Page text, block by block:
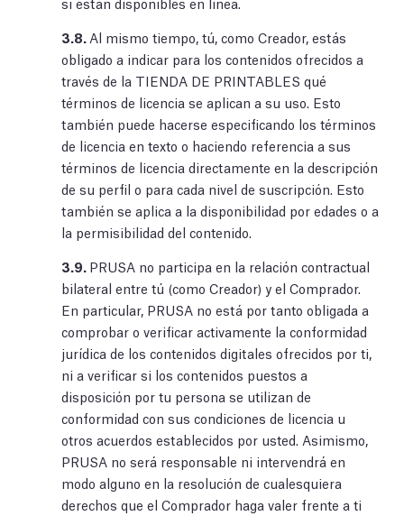
3.8. Al mismo tiempo, tú, como Creador, estás
obligado a indicar para los contenidos ofrecidos a
través de la TIENDA DE PRINTABLES qué
términos de licencia se aplican a su uso. Esto
también puede hacerse especificando los términos
de licencia en texto o haciendo referencia a sus
términos de licencia directamente en la descripción
de su perfil o para cada nivel de suscripción. Esto
también se aplica a la disponibilidad por edades o a
la permisibilidad del contenido.
3.9. PRUSA no participa en la relación contractual
bilateral entre tú (como Creador) y el Comprador.
En particular, PRUSA no está por tanto obligada a
comprobar o verificar activamente la conformidad
jurídica de los contenidos digitales ofrecidos por ti,
ni a verificar si los contenidos puestos a
disposición por tu persona se utilizan de
conformidad con sus condiciones de licencia u
otros acuerdos establecidos por usted. Asimismo,
PRUSA no será responsable ni intervendrá en
modo alguno en la resolución de cualesquiera
derechos que el Comprador haga valer frente a ti